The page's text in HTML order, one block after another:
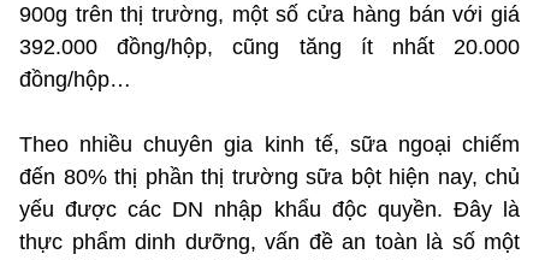
900g trên thị trường, một số cửa hàng bán với giá
392.000 đồng/hộp, cũng tăng ít nhất 20.000
đồng/hộp…
Theo nhiều chuyên gia kinh tế, sữa ngoại chiếm
đến 80% thị phần thị trường sữa bột hiện nay, chủ
yếu được các DN nhập khẩu độc quyền. Đây là
thực phẩm dinh dưỡng, vấn đề an toàn là số một